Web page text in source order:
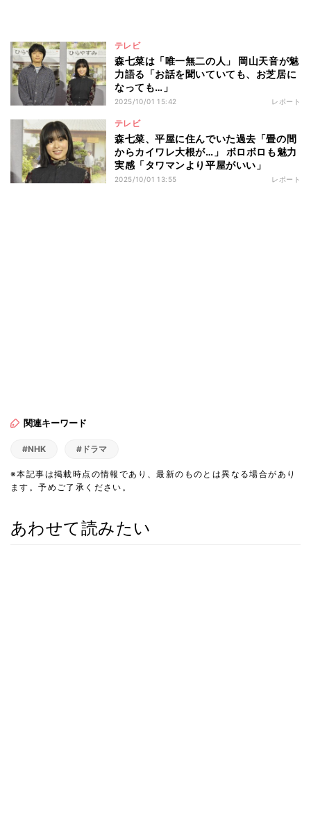
テレビ
森七菜は「唯一無二の人」 岡山天音が魅
力語る「お話を聞いていても、お芝居に
なっても…」
2025/10/01 15:42 レポート
テレビ
森七菜、平屋に住んでいた過去「畳の間
からカイワレ大根が…」 ボロボロも魅力
実感「タワマンより平屋がいい」
2025/10/01 13:55 レポート
関連キーワード
#NHK #ドラマ
※本記事は掲載時点の情報であり、最新のものとは異なる場合があり
ます。予めご了承ください。
あわせて読みたい